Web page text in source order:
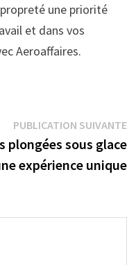
une priorité
et dans vos
Aeroaffaires.
:
PUBLICATION SUIVANTE
plongées sous glace
expérience unique